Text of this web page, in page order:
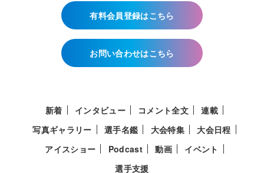
有料会員登録はこちら
お問い合わせはこちら
新着 インタビュー コメント全文
連載
写真ギャラリー
選手名鑑 大会特集
大会日程
アイスショー
Podcast 動画
イベント
選手支援